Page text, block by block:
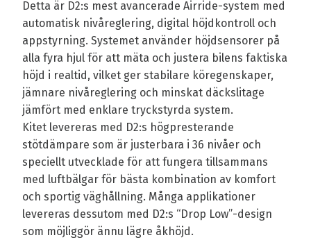
Detta är D2:s mest avancerade Airride-system med
automatisk nivåreglering, digital höjdkontroll och
appstyrning. Systemet använder höjdsensorer på
alla fyra hjul för att mäta och justera bilens faktiska
höjd i realtid, vilket ger stabilare köregenskaper,
jämnare nivåreglering och minskat däckslitage
jämfört med enklare tryckstyrda system.
Kitet levereras med D2:s högpresterande
stötdämpare som är justerbara i 36 nivåer och
speciellt utvecklade för att fungera tillsammans
med luftbälgar för bästa kombination av komfort
och sportig väghållning. Många applikationer
levereras dessutom med D2:s “Drop Low”-design
som möjliggör ännu lägre åkhöjd.